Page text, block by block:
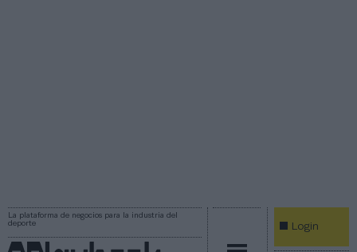
La plataforma de negocios para la industria del
deporte
Login